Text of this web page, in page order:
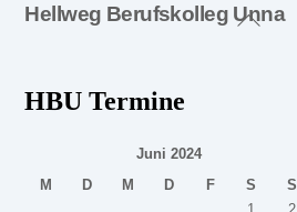
Back
To
Hellweg Berufskolleg Unna
HBU Termine
Juni 2024
M
D M D F S
S